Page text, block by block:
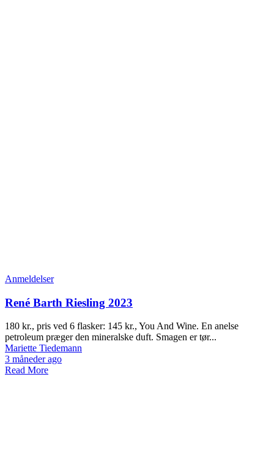
Anmeldelser
René Barth Riesling 2023
180 kr., pris ved 6 flasker: 145 kr., You And Wine. En anelse
petroleum præger den mineralske duft. Smagen er tør...
Mariette Tiedemann
3 måneder ago
Read More